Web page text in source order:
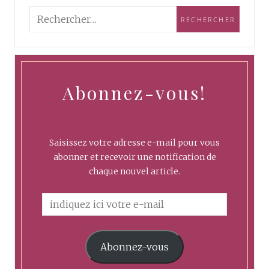
Abonnez-vous!
Saisissez votre adresse e-mail pour vous
abonner et recevoir une notification de
chaque nouvel article.
Abonnez-vous